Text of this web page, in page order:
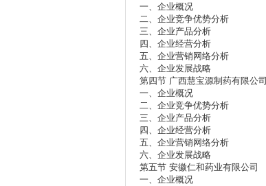
一、企业概况
二、企业竞争优势分析
三、企业产品分析
四、企业经营分析
五、企业营销网络分析
六、企业发展战略
第四节 广西慧宝源制药有限公司
一、企业概况
二、企业竞争优势分析
三、企业产品分析
四、企业经营分析
五、企业营销网络分析
六、企业发展战略
第五节 安徽仁和药业有限公司
一、企业概况